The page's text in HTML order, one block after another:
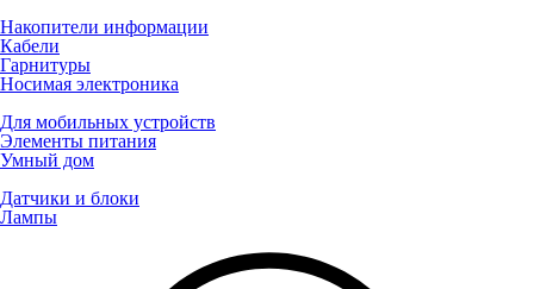
Накопители информации
Кабели
Гарнитуры
Носимая электроника
Для мобильных устройств
Элементы питания
Умный дом
Датчики и блоки
Лампы